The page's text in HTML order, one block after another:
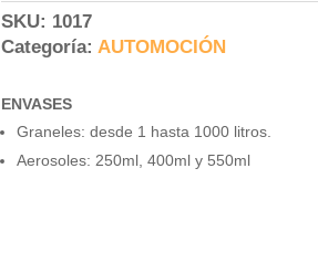
SKU: 1017
Categoría:AUTOMOCIÓN
ENVASES
Graneles: desde 1 hasta 1000 litros.
Aerosoles: 250ml, 400ml y 550ml